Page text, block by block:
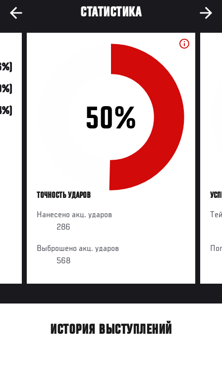
СТАТИСТИКА
50%
ТОЧНОСТЬ УДАРОВ
Нанесено акц. ударов
286
Выброшено акц. ударов
568
ИСТОРИЯ ВЫСТУПЛЕНИЙ